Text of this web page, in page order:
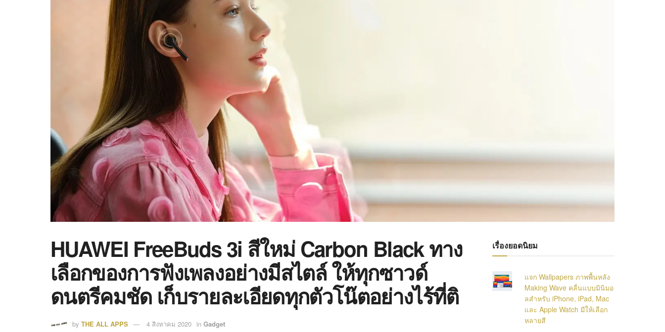
HUAWEI FreeBuds 3i สีใหม่ Carbon Black ทาง
เลือกของการฟังเพลงอย่างมีสไตล์ ให้ทุกซาวด์
ดนตรีคมชัด เก็บรายละเอียดทุกตัวโน๊ตอย่างไร้ที่ติ
by THE ALL APPS 4 สิงหาคม 2020 in Gadget
เรื่องยอดนิยม
แจก Wallpapers ภาพพื้นหลัง
Making Wave คลื่นแบบมินิมอ
ลสำหรับ iPhone, iPad, Mac
และ Apple Watch มีให้เลือก
หลายสี